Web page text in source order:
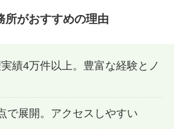
所がおすすめの理由
績4万件以上。豊富な経験とノ
で展開。アクセスしやすい